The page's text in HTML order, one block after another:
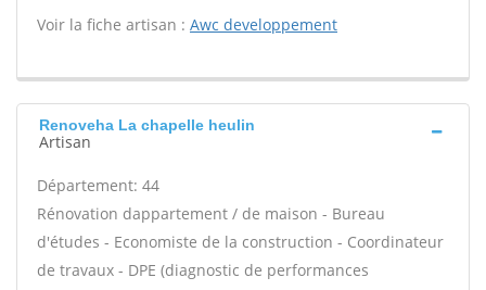
Voir la fiche artisan : Awc developpement
Renoveha La chapelle heulin
Artisan
Département: 44
Rénovation dappartement / de maison - Bureau
d'études - Economiste de la construction - Coordinateur
de travaux - DPE (diagnostic de performances